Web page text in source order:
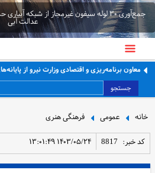
جمع‌آوری ۳۰ لوله سیفون غیرمجاز از شبکه
عدالت آبی
معاون برنامه‌ریزی و اقتصادی وزارت نیرو از
جستجو
خانه عمومی فرهنگی هنری
کد خبر: 8817 ۱۴۰۳/۰۵/۲۴ ۱۳:۰۱:۴۹